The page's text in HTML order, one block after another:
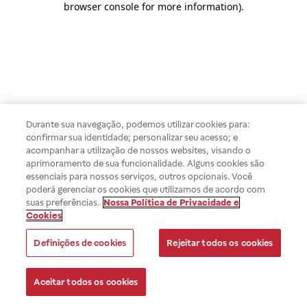
browser console for more information).
Durante sua navegação, podemos utilizar cookies para:
confirmar sua identidade; personalizar seu acesso; e
acompanhar a utilização de nossos websites, visando o
aprimoramento de sua funcionalidade. Alguns cookies são
essenciais para nossos serviços, outros opcionais. Você
poderá gerenciar os cookies que utilizamos de acordo com
suas preferências. Nossa Política de Privacidade e
Cookies
Definições de cookies Rejeitar todos os cookies
Aceitar todos os cookies